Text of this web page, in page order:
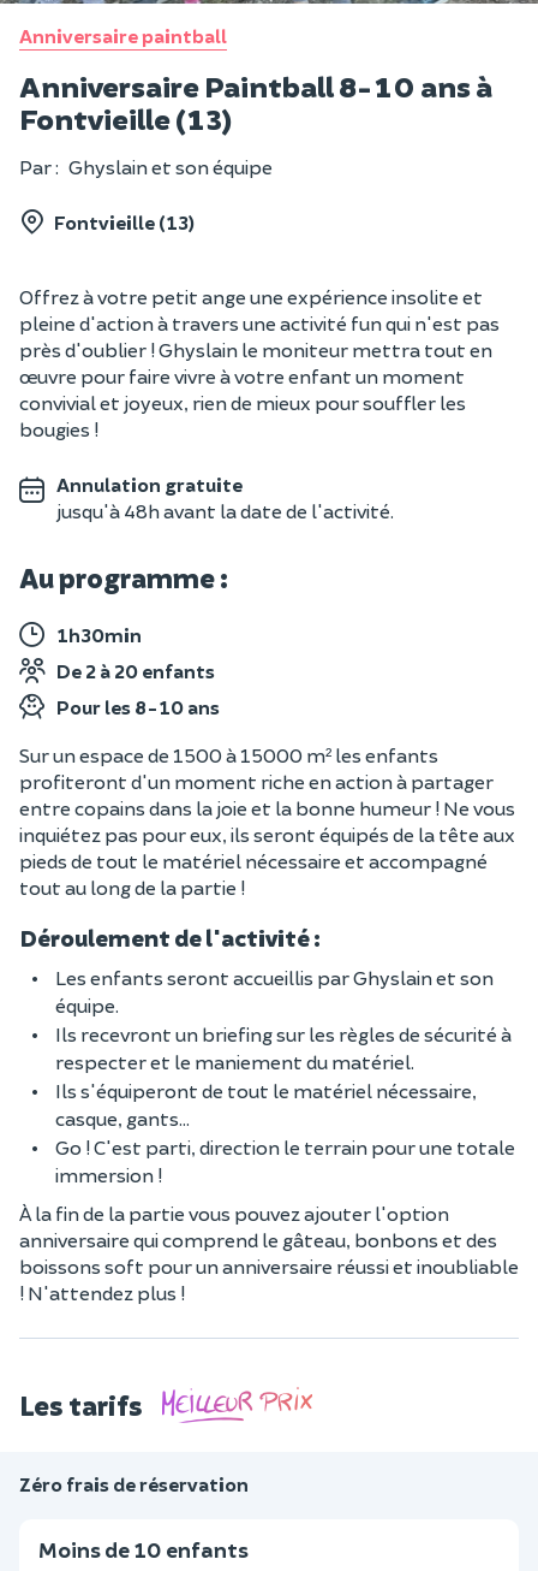
Anniversaire paintball
Anniversaire Paintball 8-10 ans à
Fontvieille (13)
Par : Ghyslain et son équipe
Fontvieille (13)
Offrez à votre petit ange une expérience insolite et
pleine d'action à travers une activité fun qui n'est pas
près d'oublier ! Ghyslain le moniteur mettra tout en
œuvre pour faire vivre à votre enfant un moment
convivial et joyeux, rien de mieux pour souffler les
bougies !
Annulation gratuite
jusqu'à 48h avant la date de l'activité.
Au programme :
1h30min
De 2 à 20 enfants
Pour les 8-10 ans
Sur un espace de 1500 à 15000 m² les enfants
profiteront d'un moment riche en action à partager
entre copains dans la joie et la bonne humeur ! Ne vous
inquiétez pas pour eux, ils seront équipés de la tête aux
pieds de tout le matériel nécessaire et accompagné
tout au long de la partie !
Déroulement de l'activité :
Les enfants seront accueillis par Ghyslain et son
équipe.
Ils recevront un briefing sur les règles de sécurité à
respecter et le maniement du matériel.
Ils s'équiperont de tout le matériel nécessaire,
casque, gants...
Go ! C'est parti, direction le terrain pour une totale
immersion !
À la fin de la partie vous pouvez ajouter l'option
anniversaire qui comprend le gâteau, bonbons et des
boissons soft pour un anniversaire réussi et inoubliable
! N'attendez plus !
Les tarifs
Zéro frais de réservation
Moins de 10 enfants